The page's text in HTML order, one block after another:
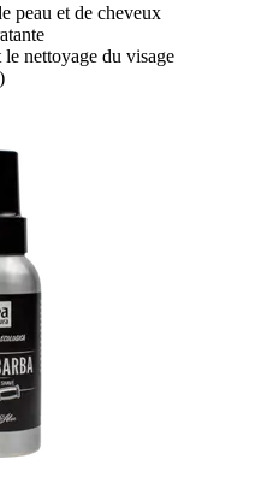
peau et de cheveux
le nettoyage du visage